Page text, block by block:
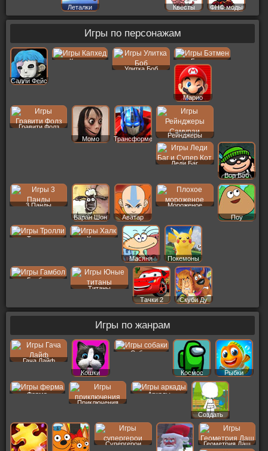
Леталки
Квесты
ФНФ моды
Игры по персонажам
Салли Фейс
Капхед
Улитка Боб
Бэтмен
Марио
Гравити Фолз
Момо
Трансформеры
Рейнджеры
Леди Баг
Вор Боб
3 Панды
Баран Шон
Аватар
Мороженое
Поу
Тролли Халк
Масяня Покемоны
Гамбол
Титаны
Тачки 2
Скуби Ду
Игры по жанрам
Гача Лайф
Кошки
Собаки
Космос Рыбки
Ферма
Приключения
Аркады
Создать
Пер
Супергерои
Геометрия Даш